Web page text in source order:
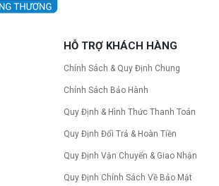
HỖ TRỢ KHÁCH HÀNG
Chính Sách & Quy Định Chung
Chính Sách Bảo Hành
Quy Định & Hình Thức Thanh Toán
Quy Định Đổi Trả & Hoàn Tiền
Quy Định Vận Chuyển & Giao Nhận
Quy Định Chính Sách Về Bảo Mật